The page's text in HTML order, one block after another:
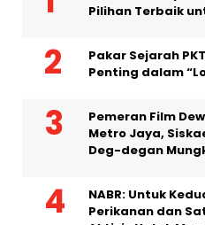
Pilihan Terbaik
Penting dalam
Pemeran Film
Deg-degan